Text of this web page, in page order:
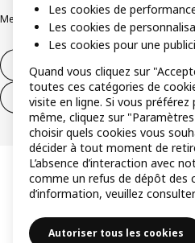
Mentions légales
Alertes fraude Rappel
Formulaire de rétractation –
Formulaire de rétractation –
Les cookies de
Les cookies de
Les cookies pour une
Quand vous cliquez sur
toutes ces catégories de
visite en ligne. Si vous
même, cliquez sur
choisir quels cookies vous
décider à tout moment de
L’absence d’interaction avec
comme un refus de dépôt des
d’information, veuillez
Autoriser tous les cookies